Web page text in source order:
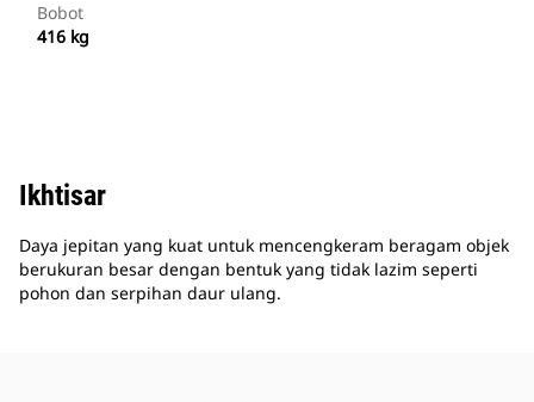
Bobot
416 kg
Ikhtisar
Daya jepitan yang kuat untuk mencengkeram beragam objek
berukuran besar dengan bentuk yang tidak lazim seperti
pohon dan serpihan daur ulang.